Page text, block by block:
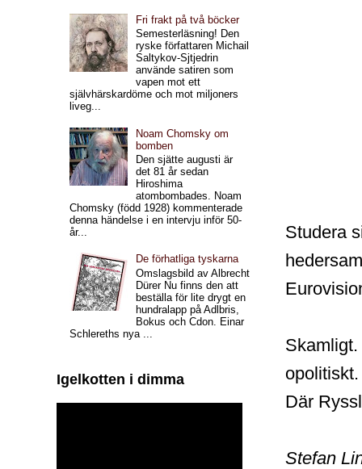
Studera
Där
Stefan
Fri frakt på två böcker
Semesterläsning! Den
ryske författaren Michail
Saltykov-Sjtjedrin
använde satiren som
vapen mot ett
självhärskardöme och mot miljoners
liveg...
Noam Chomsky om
bomben
Den sjätte augusti är
det 81 år sedan
Hiroshima
atombombades. Noam
Chomsky (född 1928) kommenterade
denna händelse i en intervju inför 50-
år...
De förhatliga tyskarna
Omslagsbild av Albrecht
Dürer Nu finns den att
beställa för lite drygt en
hundralapp på Adlbris,
Bokus och Cdon. Einar
Schlereths nya ...
Igelkotten i dimma